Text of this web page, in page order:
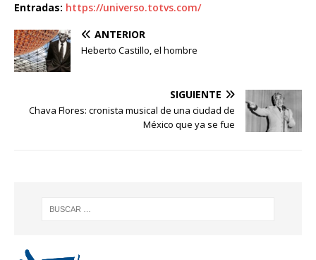
Entradas: https://universo.totvs.com/
ANTERIOR
Heberto Castillo, el hombre
SIGUIENTE
Chava Flores: cronista musical de una ciudad de
México que ya se fue